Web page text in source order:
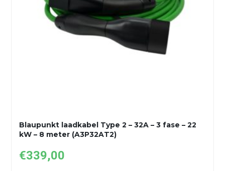
Blaupunkt laadkabel Type 2 – 32A – 3 fase – 22
kW – 8 meter (A3P32AT2)
€339,00